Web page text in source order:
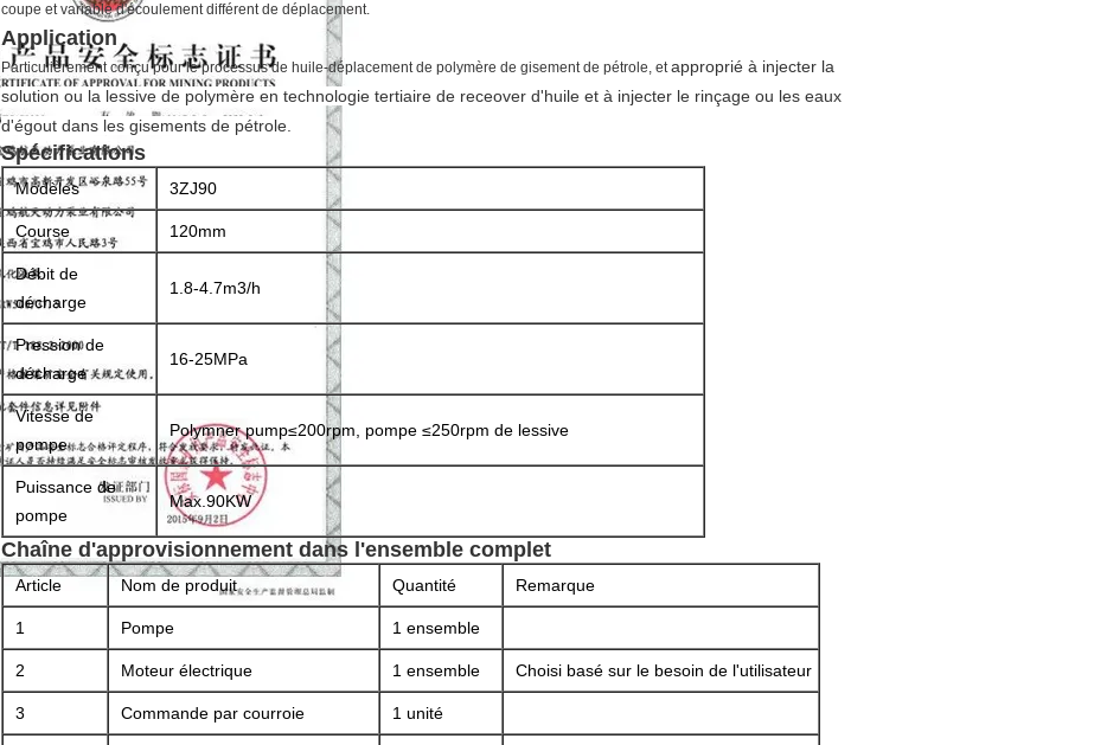
coupe et variable d'écoulement différent de déplacement.
Application
Particulièrement conçu pour le processus de huile-déplacement de polymère de gisement de pétrole, etapproprié à injecter la
solution ou la lessive de polymère en technologie tertiaire de receover d'huile et à injecter le rinçage ou les eaux
d'égout dans les gisements de pétrole.
Spécifications
Modèles 3ZJ90
Course 120mm
Débit de
décharge
1.8-4.7m3/h
Pression de
décharge
16-25MPa
Vitesse de
pompe
Polymner pump≤200rpm, pompe ≤250rpm de lessive
Puissance de
pompe
Max.90KW
Chaîne d'approvisionnement dans l'ensemble complet
Article Nom de produit Quantité Remarque
1 Pompe 1 ensemble
2 Moteur électrique 1 ensemble Choisi basé sur le besoin de l'utilisateur
3 Commande par courroie 1 unité